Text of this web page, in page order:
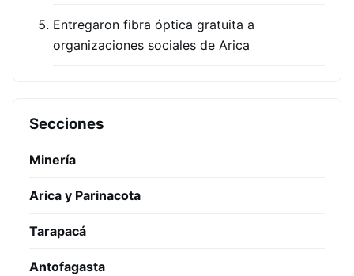
Entregaron fibra óptica gratuita a
organizaciones sociales de Arica
Secciones
Minería
Arica y Parinacota
Tarapacá
Antofagasta